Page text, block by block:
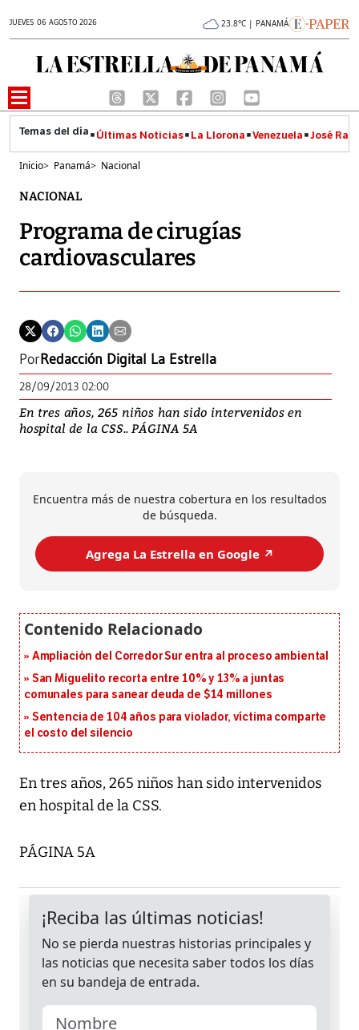
JUEVES 06 AGOSTO 2026 23.8°C | PANAMÁ
Últimas Noticias La Llorona Venezuela José
Inicio> Panamá> Nacional
NACIONAL
Programa de cirugías
cardiovasculares
PorRedacción Digital La Estrella
28/09/2013 02:00
En tres años, 265 niños han sido intervenidos en
hospital de la CSS.. PÁGINA 5A
Encuentra más de nuestra cobertura en los resultados
de búsqueda.
Agrega La Estrella en Google ↗️
Ampliación del Corredor Sur entra al proceso ambiental
San Miguelito recorta entre 10% y 13% a juntas
comunales para sanear deuda de $14 millones
Sentencia de 104 años para violador, víctima comparte
el costo del silencio
En tres años, 265 niños han sido intervenidos
en hospital de la CSS.
PÁGINA 5A